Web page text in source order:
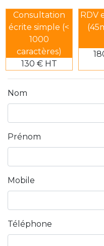
Consultation
écrite simple (<
1000
caractères)
130 € HT
RDV
Nom
Prénom
Mobile
Téléphone